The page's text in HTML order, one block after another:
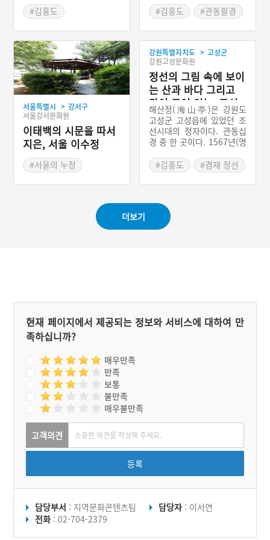
북한 지역에 속해 있다. 환
선정 주변의 현무암 용암이
오랜 세월 비바람과 파도에
부딪혀 6각형 혹은 8각형
등의 여러 가지 모양의 돌기
둥을 이룬 주상절리가 신기
하고 아름다워 금강산 유람
에 빠지지 않는 명소이었으
며, 이곳을 ‘통천금강(通川
金剛)’이라고도 불렀다. 주
변의 절경이 신선을 불러들
인다고 하여 환선정이라 정
자명을 붙였다. 수많은 문사
들이 환선정의 명승을 찬양
하는 시문을 남겼으며, 또한
화가들에 의해서도 그림으
로 그려졌다.
#김홍도
#그림 속 누정
망양정
#김홍도
#관동팔경
#김홍도 금강사군첩
#경상북도 누정
#울진가볼만한곳
서울특별시 > 강서구
서울강서문화원
이태백의 시문을 따서
지은, 서울 이수정
#서울의 누정
강원특별자치도 > 고성군
강원고성문화원
정선의 그림 속에 보이
는 산과 바다 그리고
강이 모여 있는, 고성
해산정
해산정(海山亭)은 강원도
고성군 고성읍에 있었던 조
선시대의 정자이다. 관동십
경 중 한 곳이다. 1567년(명
차식(車軾)이 건립하였다.
이후 1686년(숙종 12)에 군
수 이적길(李迪吉)이 중건
에 군수 안찬감(安鑽瑊)이
다시 고쳐 지었다. 1819년
(순조 19)에 다시 중수되었
라는 정자명이 붙여졌다. 즉
해산정은 뒤로는 금강산, 앞
으로는 동해 바다와 남강의
#김홍도
#겸재 정선
#그림 속 누정
#강원 고성
더보기
현재 페이지에서 제공되는 정보와 서비스에 대하여 만
족하십니까?
매우만족
만족
보통
불만족
매우불만족
고객의견
등록
담당부서 : 지역문화콘텐츠팀 담당자 : 이서연
전화 : 02-704-2379